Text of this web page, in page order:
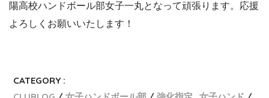
陽高校ハンドボール部女子一丸となって頑張ります。応援
よろしくお願いいたします！
CATEGORY :